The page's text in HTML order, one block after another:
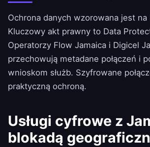
Ochrona danych wzorowana jest na
Kluczowy akt prawny to Data
Operatorzy Flow Jamaica i Digicel
przechowują metadane połączeń i
wnioskom służb. Szyfrowane
praktyczną ochroną.
Usługi cyfrowe z
blokadą